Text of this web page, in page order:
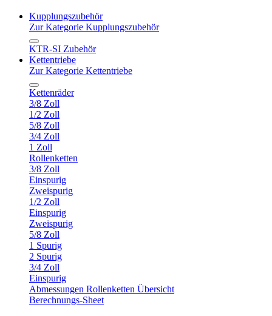
Kupplungszubehör
Zur Kategorie Kupplungszubehör
KTR-SI Zubehör
Kettentriebe
Zur Kategorie Kettentriebe
Kettenräder
3/8 Zoll
1/2 Zoll
5/8 Zoll
3/4 Zoll
1 Zoll
Rollenketten
3/8 Zoll
Einspurig
Zweispurig
1/2 Zoll
Einspurig
Zweispurig
5/8 Zoll
1 Spurig
2 Spurig
3/4 Zoll
Einspurig
Abmessungen Rollenketten Übersicht
Berechnungs-Sheet